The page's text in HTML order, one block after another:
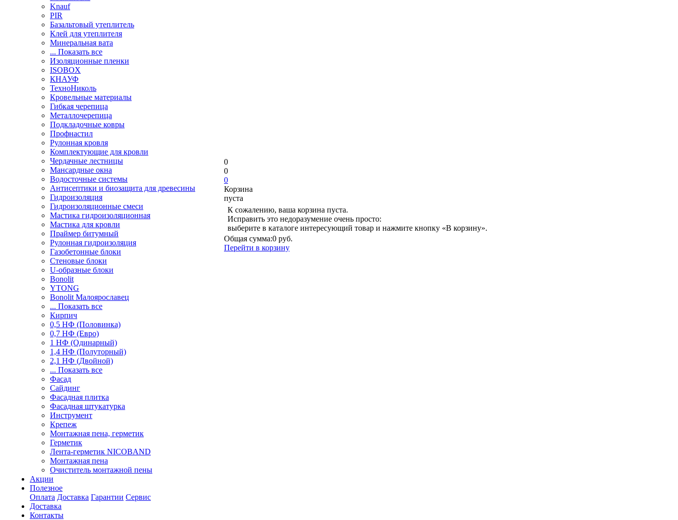
Knauf
PIR
Базальтовый утеплитель
Клей для утеплителя
Минеральная вата
... Показать все
Изоляционные пленки
ISOBOX
КНАУФ
ТехноНиколь
Кровельные материалы
Гибкая черепица
Металлочерепица
Подкладочные ковры
Профнастил
Рулонная кровля
Комплектующие для кровли
Чердачные лестницы
Мансардные окна
Водосточные системы
Антисептики и биозащита для древесины
Гидроизоляция
Гидроизоляционные смеси
Мастика гидроизоляционная
Мастика для кровли
Праймер битумный
Рулонная гидроизоляция
Газобетонные блоки
Стеновые блоки
U-образные блоки
Bonolit
YTONG
Bonolit Малоярославец
... Показать все
Кирпич
0,5 НФ (Половинка)
0,7 НФ (Евро)
1 НФ (Одинарный)
1,4 НФ (Полуторный)
2,1 НФ (Двойной)
... Показать все
Фасад
Сайдинг
Фасадная плитка
Фасадная штукатурка
Инструмент
Крепеж
Монтажная пена, герметик
Герметик
Лента-герметик NICOBAND
Монтажная пена
Очиститель монтажной пены
Акции
Полезное
Оплата Доставка Гарантии Сервис
Доставка
Контакты
0
0
0
Корзина
пуста
К сожалению, ваша корзина пуста.
Исправить это недоразумение очень просто:
выберите в каталоге интересующий товар и нажмите кнопку «В корзину».
Общая сумма:0 руб.
Перейти в корзину